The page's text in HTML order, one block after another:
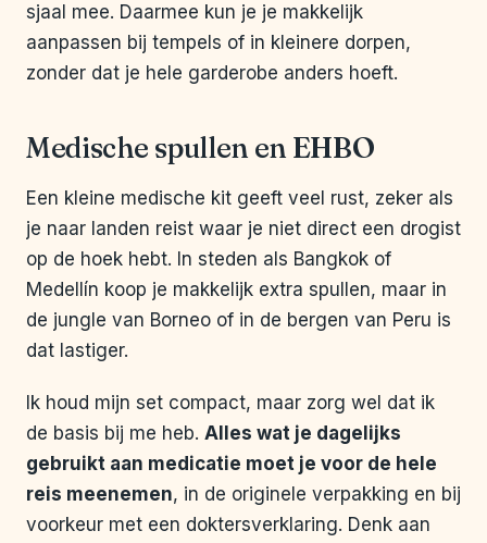
sjaal mee. Daarmee kun je je makkelijk
aanpassen bij tempels of in kleinere dorpen,
zonder dat je hele garderobe anders hoeft.
Medische spullen en EHBO
Een kleine medische kit geeft veel rust, zeker als
je naar landen reist waar je niet direct een drogist
op de hoek hebt. In steden als Bangkok of
Medellín koop je makkelijk extra spullen, maar in
de jungle van Borneo of in de bergen van Peru is
dat lastiger.
Ik houd mijn set compact, maar zorg wel dat ik
de basis bij me heb. Alles wat je dagelijks
gebruikt aan medicatie moet je voor de hele
reis meenemen, in de originele verpakking en bij
voorkeur met een doktersverklaring. Denk aan